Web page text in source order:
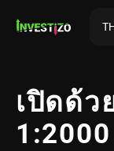
เปิดด้ว
1:2000